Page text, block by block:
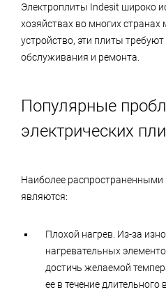
соответствия.
Проверка на наличие
неисправностей
сервисном центре.
Электроплиты Indesit широко
хозяйствах во многих
устройство, эти плиты требуют
обслуживания и ремонта.
Популярные
электрических
Наиболее
являются:
Плохой нагрев. Из-за
нагревательных
достичь желаемой
ее в течение длительного